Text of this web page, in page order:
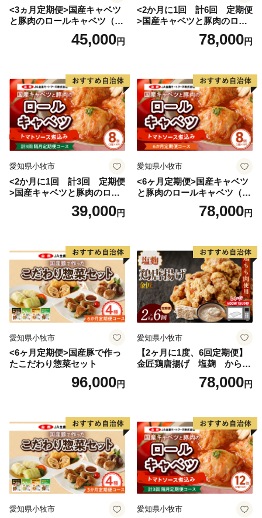
<3ヵ月定期便>国産キャベツ
と豚肉のロールキャベツ（6P
45,000円
<2か月に1回 計6回 定期便
>国産キャベツと豚肉のロー
ルキャベツ（4P入り）
78,000円
愛知県小牧市
<2か月に1回 計3回 定期便
>国産キャベツと豚肉のロー
ルキャベツ（4P入り）
39,000円
愛知県小牧市
<6ヶ月定期便>国産キャベツ
と豚肉のロールキャベツ（4P
78,000円
愛知県小牧市
<6ヶ月定期便>国産豚で作っ
たこだわり惣菜セット
96,000円
愛知県小牧市
【2ヶ月に1度、6回定期便】
金匠鶏唐揚げ 塩麹 からあ
78,000円
愛知県小牧市 愛知県小牧市